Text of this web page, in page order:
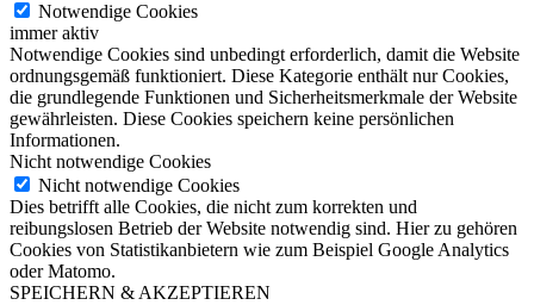
Notwendige Cookies
immer aktiv
Notwendige Cookies sind unbedingt erforderlich, damit die Website
ordnungsgemäß funktioniert. Diese Kategorie enthält nur Cookies,
die grundlegende Funktionen und Sicherheitsmerkmale der Website
gewährleisten. Diese Cookies speichern keine persönlichen
Informationen.
Nicht notwendige Cookies
Nicht notwendige Cookies
Dies betrifft alle Cookies, die nicht zum korrekten und
reibungslosen Betrieb der Website notwendig sind. Hier zu gehören
Cookies von Statistikanbietern wie zum Beispiel Google Analytics
oder Matomo.
SPEICHERN & AKZEPTIEREN